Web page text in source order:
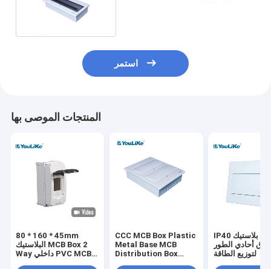
استمر
المنتجات الموصى بها
80 * 160 * 45mm
البلاستيك MCB Box 2
Way داخلي PVC MCB
CCC MCB Box Plastic
Metal Base MCB
Distribution Box
IP40 بلاستيك MCB
أحادي الطور
لتوزيع الطاقة